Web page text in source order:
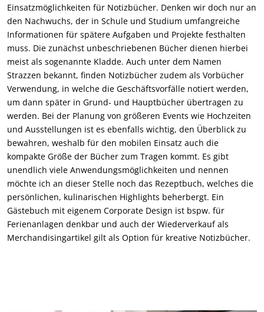
Einsatzmöglichkeiten für Notizbücher. Denken wir doch nur an
den Nachwuchs, der in Schule und Studium umfangreiche
Informationen für spätere Aufgaben und Projekte festhalten
muss. Die zunächst unbeschriebenen Bücher dienen hierbei
meist als sogenannte Kladde. Auch unter dem Namen
Strazzen bekannt, finden Notizbücher zudem als Vorbücher
Verwendung, in welche die Geschäftsvorfälle notiert werden,
um dann später in Grund- und Hauptbücher übertragen zu
werden. Bei der Planung von größeren Events wie Hochzeiten
und Ausstellungen ist es ebenfalls wichtig, den Überblick zu
bewahren, weshalb für den mobilen Einsatz auch die
kompakte Größe der Bücher zum Tragen kommt. Es gibt
unendlich viele Anwendungsmöglichkeiten und nennen
möchte ich an dieser Stelle noch das Rezeptbuch, welches die
persönlichen, kulinarischen Highlights beherbergt. Ein
Gästebuch mit eigenem Corporate Design ist bspw. für
Ferienanlagen denkbar und auch der Wiederverkauf als
Merchandisingartikel gilt als Option für kreative Notizbücher.